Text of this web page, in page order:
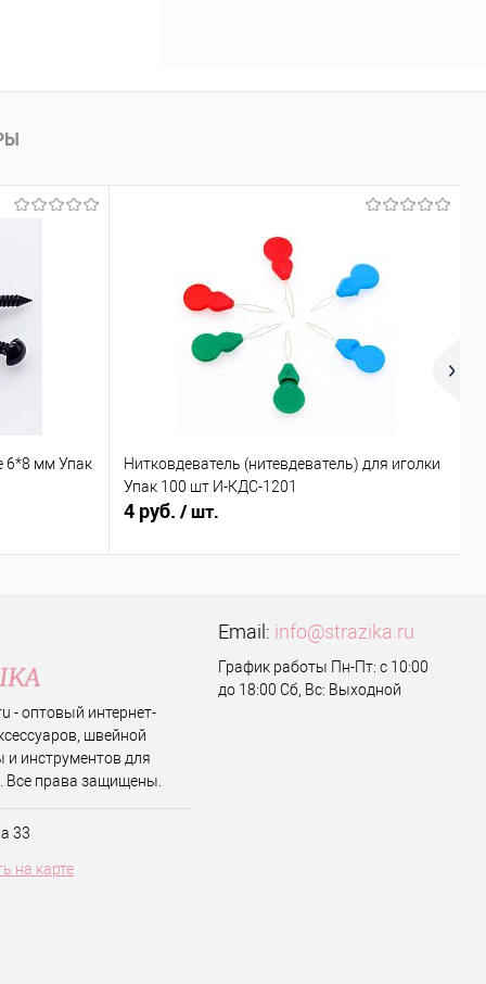
6*8 мм Упак
Нитковдеватель (нитевдеватель) для иголки
Упак 100 шт И-КДС-1201
4 руб. / шт.
- оптовый интернет-
швейной
и инструментов для
Все права защищены.
33
на карте
Email: info@strazika.ru
График работы Пн-Пт: с 10:00
до 18:00 Сб, Вс: Выходной